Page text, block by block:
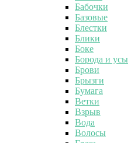
Бабочки
Базовые
Блестки
Блики
Боке
Борода и усы
Брови
Брызги
Бумага
Ветки
Взрыв
Вода
Волосы